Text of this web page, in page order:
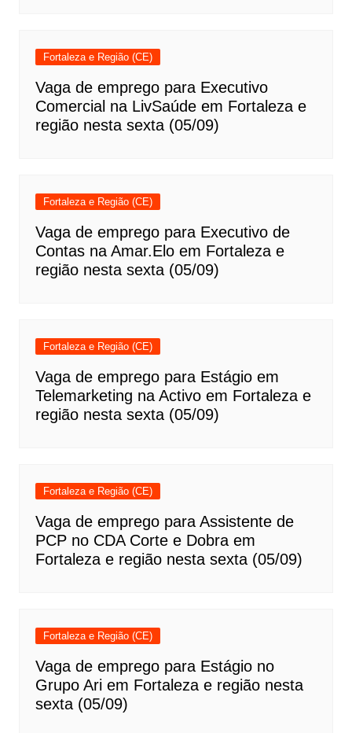
Fortaleza e Região (CE)
Vaga de emprego para Executivo
Comercial na LivSaúde em Fortaleza e
região nesta sexta (05/09)
Fortaleza e Região (CE)
Vaga de emprego para Executivo de
Contas na Amar.Elo em Fortaleza e
região nesta sexta (05/09)
Fortaleza e Região (CE)
Vaga de emprego para Estágio em
Telemarketing na Activo em Fortaleza e
região nesta sexta (05/09)
Fortaleza e Região (CE)
Vaga de emprego para Assistente de
PCP no CDA Corte e Dobra em
Fortaleza e região nesta sexta (05/09)
Fortaleza e Região (CE)
Vaga de emprego para Estágio no
Grupo Ari em Fortaleza e região nesta
sexta (05/09)